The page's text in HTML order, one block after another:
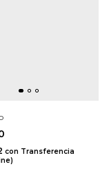
con Transferencia